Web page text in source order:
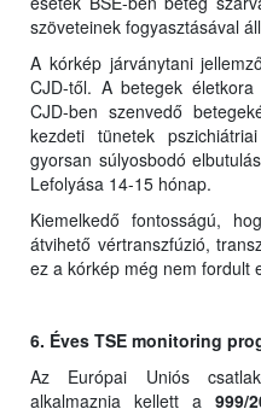
szöveteinek fogyasztásával
A kórkép járványtani
CJD-től. A betegek
CJD-ben szenvedő
kezdeti tünetek
gyorsan súlyosbodó
Lefolyása 14-15 hónap.
Kiemelkedő fontosságú,
átvihető vértranszfúzió,
ez a kórkép még nem fordult
6. Éves TSE monitoring
Az Európai Uniós
alkalmaznia kellett a 999/